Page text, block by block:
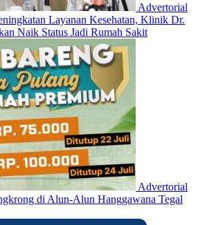
Advertorial
Layanan Kesehatan, Klinik Dr.
Naik Status Jadi Rumah Sakit
Advertorial
di Alun-Alun Hanggawana Tegal